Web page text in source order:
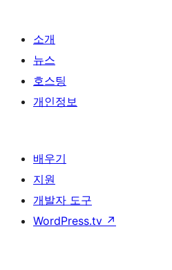
소개
뉴스
호스팅
개인정보
배우기
지원
개발자 도구
WordPress.tv ↗